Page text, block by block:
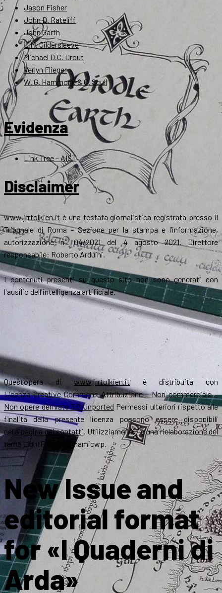
Jason Fisher
John D. Rateliff
John Garth
L.M. Gildersleeve
Michael D.C. Drout
Verlyn Flieger
W. G. Hammond & C. Scull
Evidenza
Link Tree – AIST
Disclaimer
www.jrrtolkien.it è una testata giornalistica registrata presso il
Tribunale di Roma - Sezione per la stampa e l’informazione,
autorizzazione n° 04/2021 del 4 agosto 2021. Direttore
responsabile: Roberto Arduini.
I contenuti presenti su questo sito non sono generati con
l'ausilio dell'intelligenza artificiale.
Quest’opera diwww.jrrtolkien.it è distribuita con
LicenzaCreative Commons Attribuzione – Non commerciale –
Non opere derivate 3.0 Unported Permessi ulteriori rispetto alle
finalità della presente licenza possono essere disponibili
nella pagina dei contatti. Utilizziamo WP e una rielaborazione del
tema LightFolio di Dynamicwp.
New Issue and
editorial format
for «I Quaderni di
Arda»